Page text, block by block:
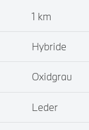
1 km
Hybride
Oxidgrau
Leder